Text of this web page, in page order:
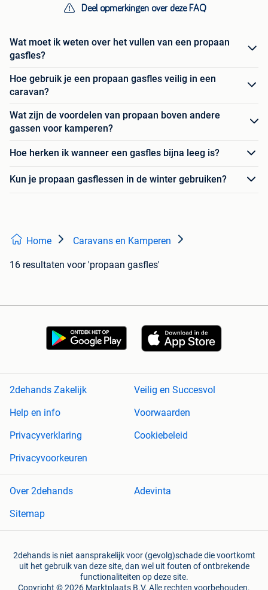
Deel opmerkingen over deze FAQ
Wat moet ik weten over het vullen van een propaan
gasfles?
Hoe gebruik je een propaan gasfles veilig in een
caravan?
Wat zijn de voordelen van propaan boven andere
gassen voor kamperen?
Hoe herken ik wanneer een gasfles bijna leeg is?
Kun je propaan gasflessen in de winter gebruiken?
Home Caravans en Kamperen
16 resultaten voor 'propaan gasfles'
2dehands Zakelijk
Veilig en Succesvol
Help en info
Voorwaarden
Privacyverklaring
Cookiebeleid
Privacyvoorkeuren
Over 2dehands
Adevinta
Sitemap
2dehands is niet aansprakelijk voor (gevolg)schade die voortkomt
uit het gebruik van deze site, dan wel uit fouten of ontbrekende
functionaliteiten op deze site.
Copyright © 2026 Marktplaats B.V. Alle rechten voorbehouden.